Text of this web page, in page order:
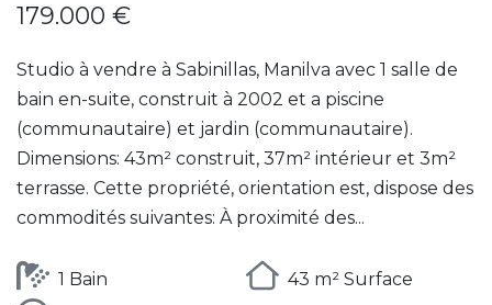
179.000 €
Studio à vendre à Sabinillas, Manilva avec 1 salle de
bain en-suite, construit à 2002 et a piscine
(communautaire) et jardin (communautaire).
Dimensions: 43m² construit, 37m² intérieur et 3m²
terrasse. Cette propriété, orientation est, dispose des
commodités suivantes: À proximité des...
1 Bain
43 m² Surface